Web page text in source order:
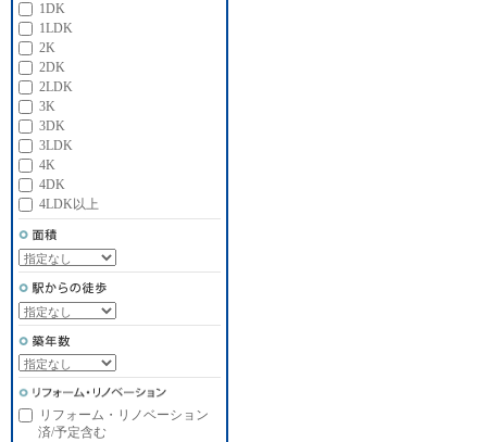
1DK
1LDK
2K
2DK
2LDK
3K
3DK
3LDK
4K
4DK
4LDK以上
リフォーム・リノベーション
済/予定含む